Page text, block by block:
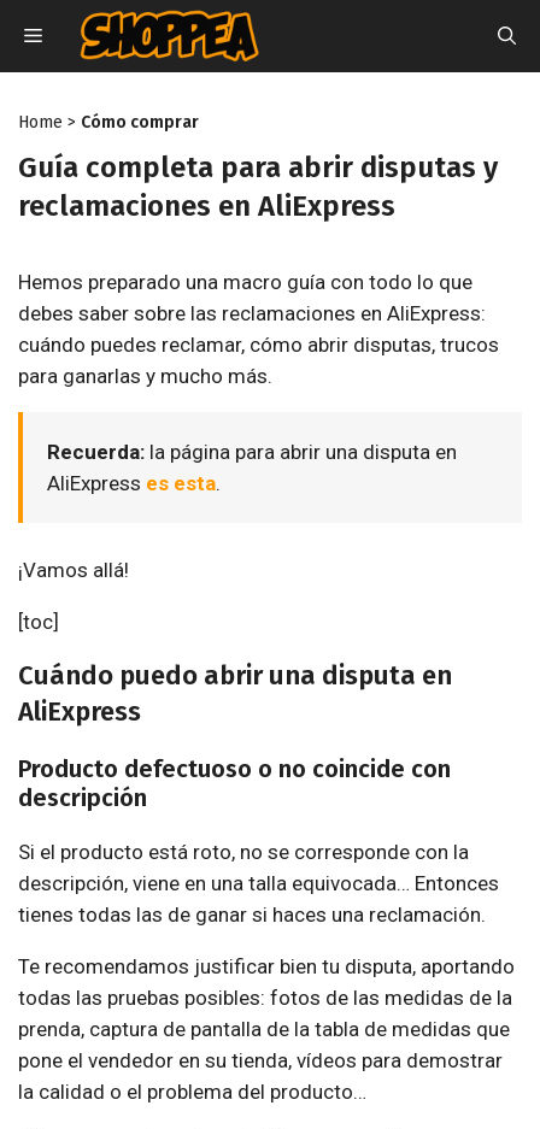
contenido
MENÚ
Home > Cómo comprar
Guía completa para abrir disputas y
reclamaciones en AliExpress
Hemos preparado una macro guía con todo lo que
debes saber sobre las reclamaciones en AliExpress:
cuándo puedes reclamar, cómo abrir disputas, trucos
para ganarlas y mucho más.
Recuerda: la página para abrir una disputa en
AliExpress es esta.
¡Vamos allá!
[toc]
Cuándo puedo abrir una disputa en
AliExpress
Producto defectuoso o no coincide con
descripción
Si el producto está roto, no se corresponde con la
descripción, viene en una talla equivocada… Entonces
tienes todas las de ganar si haces una reclamación.
Te recomendamos justificar bien tu disputa, aportando
todas las pruebas posibles: fotos de las medidas de la
prenda, captura de pantalla de la tabla de medidas que
pone el vendedor en su tienda, vídeos para demostrar
la calidad o el problema del producto…